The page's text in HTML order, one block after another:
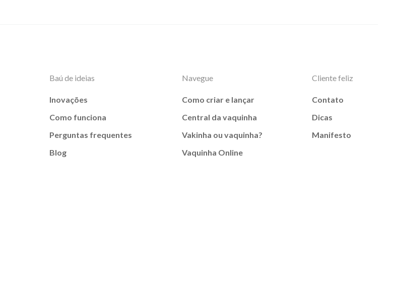
Baú de ideias
Inovações
Como funciona
Perguntas frequentes
Blog
Navegue
Como criar e lançar
Central da vaquinha
Vakinha ou vaquinha?
Vaquinha Online
Cliente feliz
Contato
Dicas
Manifesto